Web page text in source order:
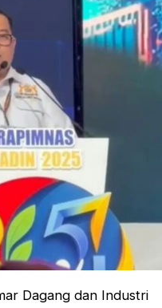
Dagang dan Industri